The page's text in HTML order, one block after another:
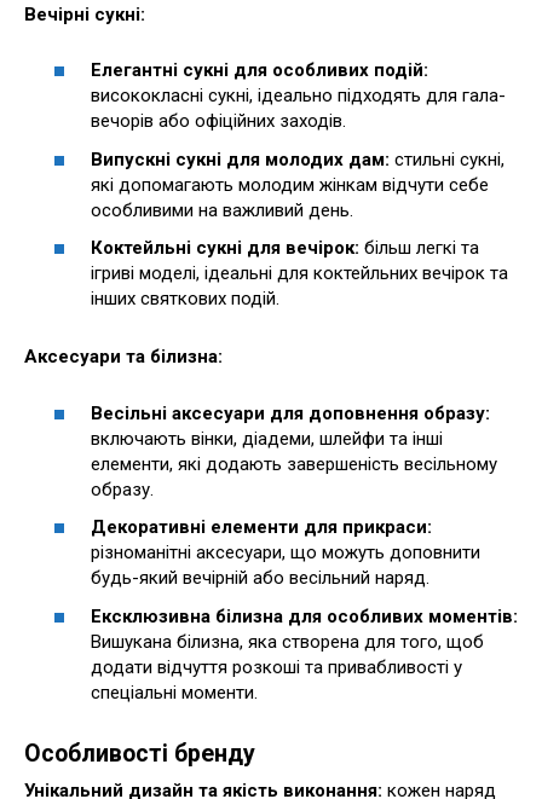
Вечірні сукні:
Елегантні сукні для особливих подій:
висококласні сукні, ідеально підходять для гала-
вечорів або офіційних заходів.
Випускні сукні для молодих дам: стильні сукні,
які допомагають молодим жінкам відчути себе
особливими на важливий день.
Коктейльні сукні для вечірок: більш легкі та
ігриві моделі, ідеальні для коктейльних вечірок та
інших святкових подій.
Аксесуари та білизна:
Весільні аксесуари для доповнення образу:
включають вінки, діадеми, шлейфи та інші
елементи, які додають завершеність весільному
образу.
Декоративні елементи для прикраси:
різноманітні аксесуари, що можуть доповнити
будь-який вечірній або весільний наряд.
Ексклюзивна білизна для особливих моментів:
Вишукана білизна, яка створена для того, щоб
додати відчуття розкоші та привабливості у
спеціальні моменти.
Особливості бренду
Унікальний дизайн та якість виконання: кожен наряд